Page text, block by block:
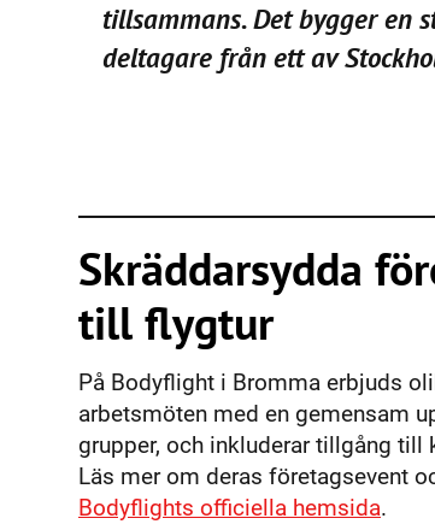
tillsammans. Det bygger en
deltagare från ett av
Skräddarsydda
till flygtur
På Bodyflight i Bromma erbjuds
arbetsmöten med en gemensam
grupper, och inkluderar tillgång
Läs mer om deras företagsevent
Bodyflights officiella hemsida.